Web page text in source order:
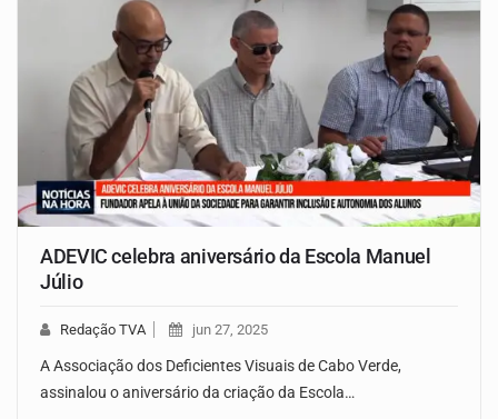
ADEVIC celebra aniversário da Escola Manuel
Júlio
Redação TVA jun 27, 2025
A Associação dos Deficientes Visuais de Cabo Verde,
assinalou o aniversário da criação da Escola…